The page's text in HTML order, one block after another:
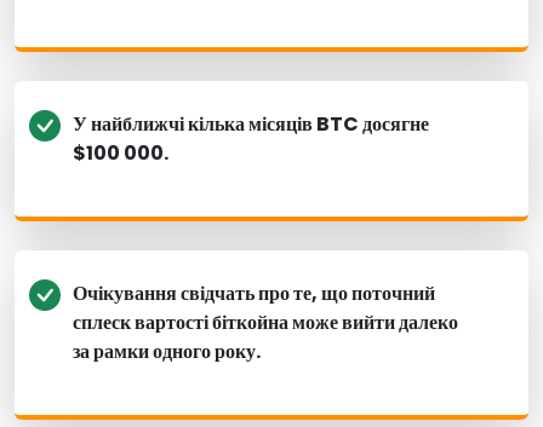
У найближчі кілька місяців BTC досягне
$100 000.
Очікування свідчать про те, що поточний
сплеск вартості біткойна може вийти далеко
за рамки одного року.